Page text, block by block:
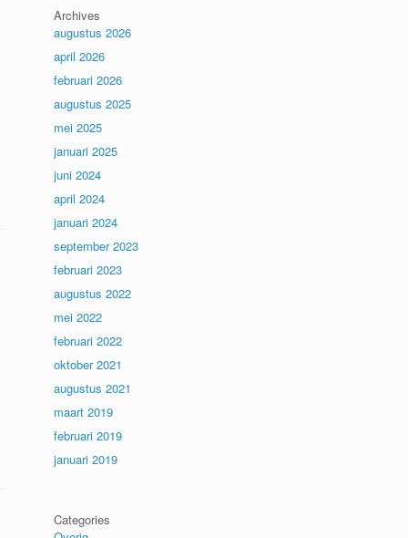
Archives
augustus 2026
april 2026
februari 2026
augustus 2025
mei 2025
januari 2025
juni 2024
april 2024
januari 2024
september 2023
februari 2023
augustus 2022
mei 2022
februari 2022
oktober 2021
augustus 2021
maart 2019
februari 2019
januari 2019
Categories